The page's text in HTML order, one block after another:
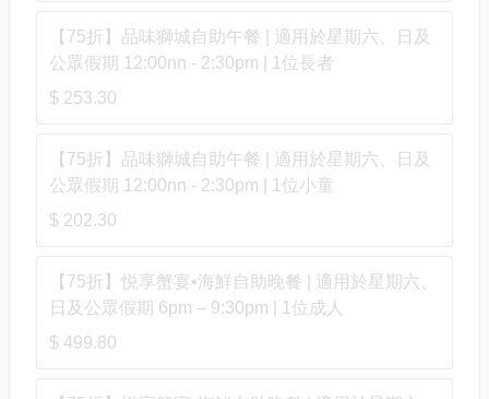
【75折】品味獅城自助午餐 | 適用於星期六、日及
公眾假期 12:00nn - 2:30pm | 1位長者
$ 253.30
【75折】品味獅城自助午餐 | 適用於星期六、日及
公眾假期 12:00nn - 2:30pm | 1位小童
$ 202.30
【75折】悦享蟹宴•海鮮自助晚餐 | 適用於星期六、
日及公眾假期 6pm – 9:30pm | 1位成人
$ 499.80